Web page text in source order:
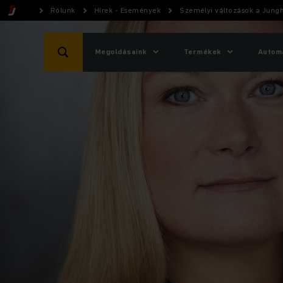
Rólunk Hírek - Események Személyi változások a
Megoldásaink Termékek